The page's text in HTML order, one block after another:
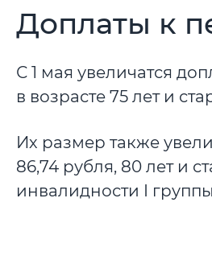
Доплаты к
С 1 мая увеличатся
в возрасте 75 лет и
Их размер также
86,74 рубля, 80 лет и
инвалидности I группы